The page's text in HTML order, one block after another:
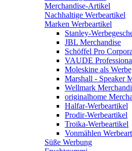
Merchandise-Artikel
Nachhaltige Werbeartikel
Marken Werbeartikel
Stanley-
JBL Merchandise
Schöffel Pro
VAUDE
Moleskine als
Marshall - Speaker
Wellmark
originalhome
Halfar-Werbeartikel
Prodir-Werbeartikel
Troika-Werbeartikel
Vonmählen
Süße Werbung